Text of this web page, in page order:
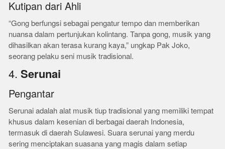
Kutipan dari Ahli
“Gong berfungsi sebagai pengatur tempo dan memberikan
nuansa dalam pertunjukan kolintang. Tanpa gong, musik yang
dihasilkan akan terasa kurang kaya,” ungkap Pak Joko,
seorang pelaku seni musik tradisional.
4.Serunai
Pengantar
Serunai adalah alat musik tiup tradisional yang memiliki tempat
khusus dalam kesenian di berbagai daerah Indonesia,
termasuk di daerah Sulawesi. Suara serunai yang merdu
sering menciptakan suasana yang magis dalam setiap